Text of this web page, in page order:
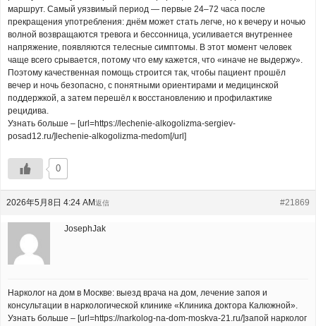
маршрут. Самый уязвимый период — первые 24–72 часа после
прекращения употребления: днём может стать легче, но к вечеру и ночью
волной возвращаются тревога и бессонница, усиливается внутреннее
напряжение, появляются телесные симптомы. В этот момент человек
чаще всего срывается, потому что ему кажется, что «иначе не выдержу».
Поэтому качественная помощь строится так, чтобы пациент прошёл
вечер и ночь безопасно, с понятными ориентирами и медицинской
поддержкой, а затем перешёл к восстановлению и профилактике
рецидива.
Узнать больше – [url=https://lechenie-alkogolizma-sergiev-
posad12.ru/]lechenie-alkogolizma-medom[/url]
0
2026年5月8日 4:24 AM #21869
返信
JosephJak
Нарколог на дом в Москве: выезд врача на дом, лечение запоя и
консультации в наркологической клинике «Клиника доктора Калюжной».
Узнать больше – [url=https://narkolog-na-dom-moskva-21.ru/]запой нарколог